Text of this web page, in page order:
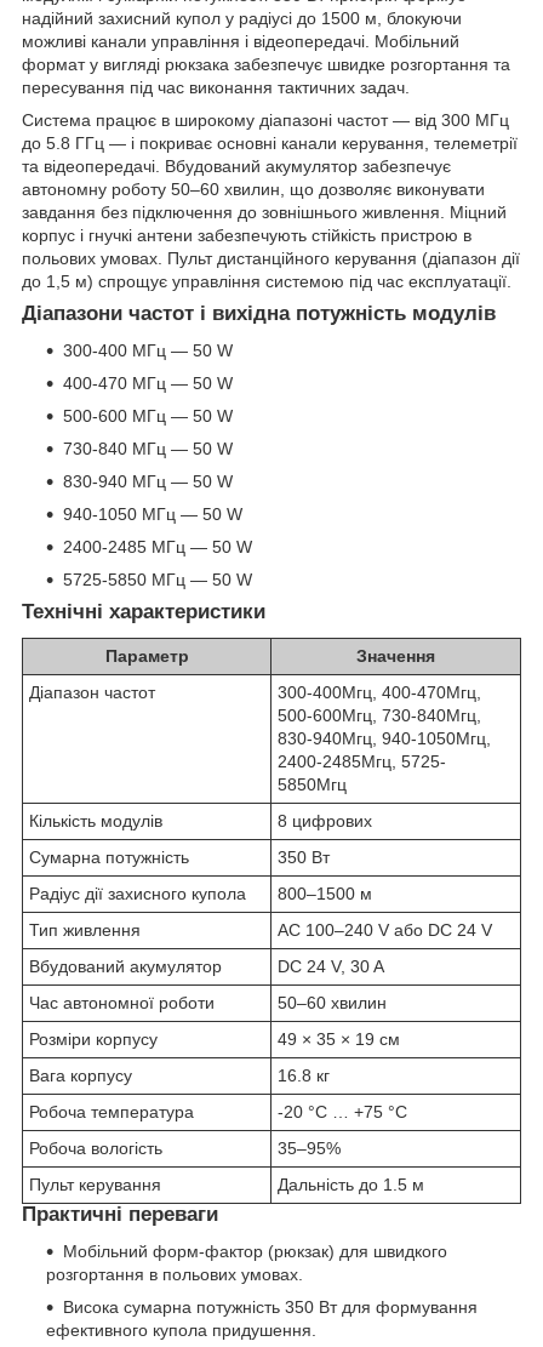
надійний захисний купол у радіусі до 1500 м, блокуючи
можливі канали управління і відеопередачі. Мобільний
формат у вигляді рюкзака забезпечує швидке розгортання та
пересування під час виконання тактичних задач.
Система працює в широкому діапазоні частот — від 300 МГц
до 5.8 ГГц — і покриває основні канали керування, телеметрії
та відеопередачі. Вбудований акумулятор забезпечує
автономну роботу 50–60 хвилин, що дозволяє виконувати
завдання без підключення до зовнішнього живлення. Міцний
корпус і гнучкі антени забезпечують стійкість пристрою в
польових умовах. Пульт дистанційного керування (діапазон дії
до 1,5 м) спрощує управління системою під час експлуатації.
Діапазони частот і вихідна потужність модулів
300-400 МГц — 50 W
400-470 МГц — 50 W
500-600 МГц — 50 W
730-840 МГц — 50 W
830-940 МГц — 50 W
940-1050 МГц — 50 W
2400-2485 МГц — 50 W
5725-5850 МГц — 50 W
Технічні характеристики
Параметр
Значення
Діапазон частот
300-400Мгц, 400-470Мгц,
500-600Мгц, 730-840Мгц,
830-940Мгц, 940-1050Мгц,
2400-2485Мгц, 5725-
5850Мгц
Кількість модулів
8 цифрових
Сумарна потужність
350 Вт
Радіус дії захисного купола
800–1500 м
Тип живлення
AC 100–240 V або DC 24 V
Вбудований акумулятор
DC 24 V, 30 A
Час автономної роботи
50–60 хвилин
Розміри корпусу
49 × 35 × 19 см
Вага корпусу
16.8 кг
Робоча температура
-20 °C … +75 °C
Робоча вологість
35–95%
Пульт керування
Дальність до 1.5 м
Практичні переваги
Мобільний форм-фактор (рюкзак) для швидкого
розгортання в польових умовах.
Висока сумарна потужність 350 Вт для формування
ефективного купола придушення.